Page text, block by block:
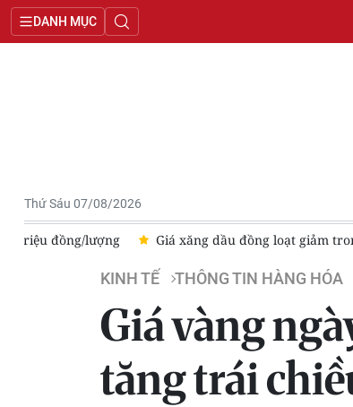
DANH MỤC
Thứ Sáu 07/08/2026
Giá xăng dầu đồng loạt giảm trong kỳ điều hành
KINH TẾ THÔNG TIN HÀNG HÓA
Giá vàng
tăng trái